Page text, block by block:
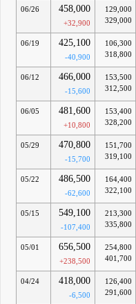
06/26 458,000
+32,900
129,000
329,000
06/19 425,100
-40,900
106,300
318,800
06/12 466,000
-15,600
153,500
312,500
06/05 481,600
+10,800
153,400
328,200
05/29 470,800
-15,700
151,700
319,100
05/22 486,500
-62,600
164,400
322,100
05/15 549,100
-107,400
213,300
335,800
05/01 656,500
+238,500
254,800
401,700
04/24 418,000
-6,500
126,400
291,600